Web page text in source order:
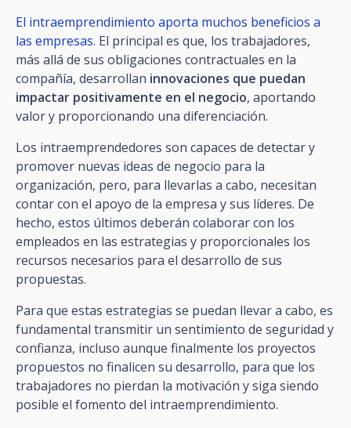
El intraemprendimiento aporta muchos beneficios a
las empresas. El principal es que, los trabajadores,
más allá de sus obligaciones contractuales en la
compañía, desarrollan innovaciones que puedan
impactar positivamente en el negocio, aportando
valor y proporcionando una diferenciación.
Los intraemprendedores son capaces de detectar y
promover nuevas ideas de negocio para la
organización, pero, para llevarlas a cabo, necesitan
contar con el apoyo de la empresa y sus líderes. De
hecho, estos últimos deberán colaborar con los
empleados en las estrategias y proporcionales los
recursos necesarios para el desarrollo de sus
propuestas.
Para que estas estrategias se puedan llevar a cabo, es
fundamental transmitir un sentimiento de seguridad y
confianza, incluso aunque finalmente los proyectos
propuestos no finalicen su desarrollo, para que los
trabajadores no pierdan la motivación y siga siendo
posible el fomento del intraemprendimiento.